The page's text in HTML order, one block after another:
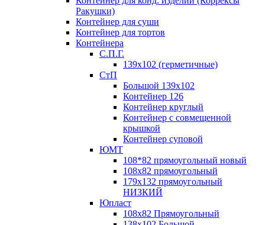
Ракушки)
Контейнер для суши
Контейнер для тортов
Контейнера
С.П.Г.
139х102 (герметичные)
СтП
Большой 139х102
Контейнер 126
Контейнер круглый
Контейнер с совмещенной
крышкой
Контейнер суповой
ЮМТ
108*82 прямоугольный новый
108х82 прямоугольный
179х132 прямоугольный
НИЗКИЙ
Юпласт
108х82 Прямоугольный